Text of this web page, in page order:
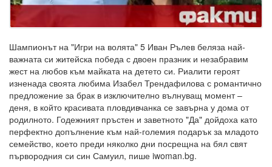
Шампионът на "Игри на волята" 5 Иван Рълев беляза най-
важната си житейска победа с двоен празник и незабравим
жест на любов към майката на детето си. Риалити героят
изненада своята любима Изабел Трендафилова с романтично
предложение за брак в изключително вълнуващ момент –
деня, в който красивата пловдивчанка се завърна у дома от
родилното. Годежният пръстен и заветното "Да" дойдоха като
перфектно допълнение към най-големия подарък за младото
семейство, което преди няколко дни посрещна на бял свят
първородния си син Самуил, пише iwoman.bg.